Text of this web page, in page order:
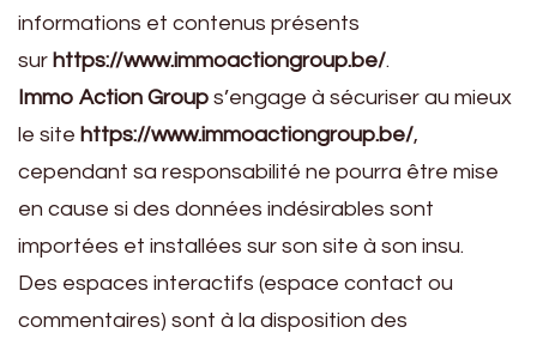
informations et contenus présents
sur https://www.immoactiongroup.be/.
Immo Action Group s’engage à sécuriser au mieux
le site https://www.immoactiongroup.be/,
cependant sa responsabilité ne pourra être mise
en cause si des données indésirables sont
importées et installées sur son site à son insu.
Des espaces interactifs (espace contact ou
commentaires) sont à la disposition des